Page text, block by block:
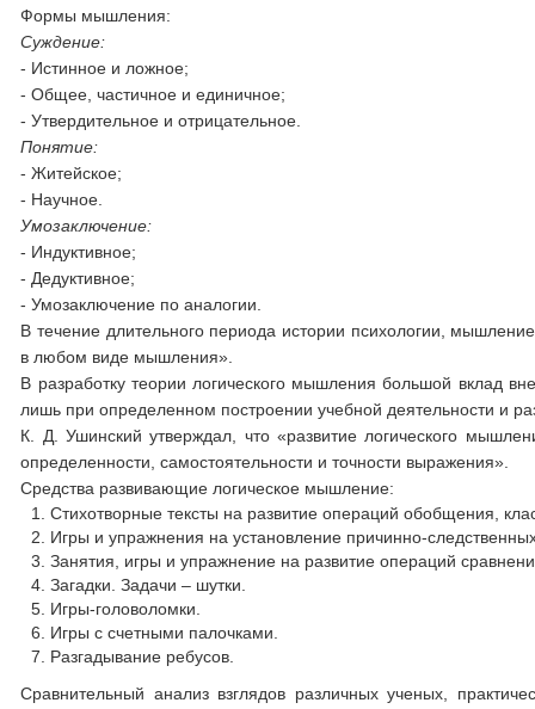
Формы мышления:
Суждение:
- Истинное и ложное;
- Общее, частичное и единичное;
- Утвердительное и отрицательное.
Понятие:
- Житейское;
- Научное.
Умозаключение:
- Индуктивное;
- Дедуктивное;
- Умозаключение по аналогии.
В течение длительного периода истории психологии,
в любом виде мышления».
В разработку теории логического мышления большой вклад
лишь при определенном построении учебной деятельности и
К. Д. Ушинский утверждал, что «развитие логического
определенности, самостоятельности и точности выражения».
Средства развивающие логическое мышление:
Стихотворные тексты на развитие операций обобщения,
Игры и упражнения на установление причинно-
Занятия, игры и упражнение на развитие операций
Загадки. Задачи – шутки.
Игры-головоломки.
Игры с счетными палочками.
Разгадывание ребусов.
Сравнительный анализ взглядов различных ученых,